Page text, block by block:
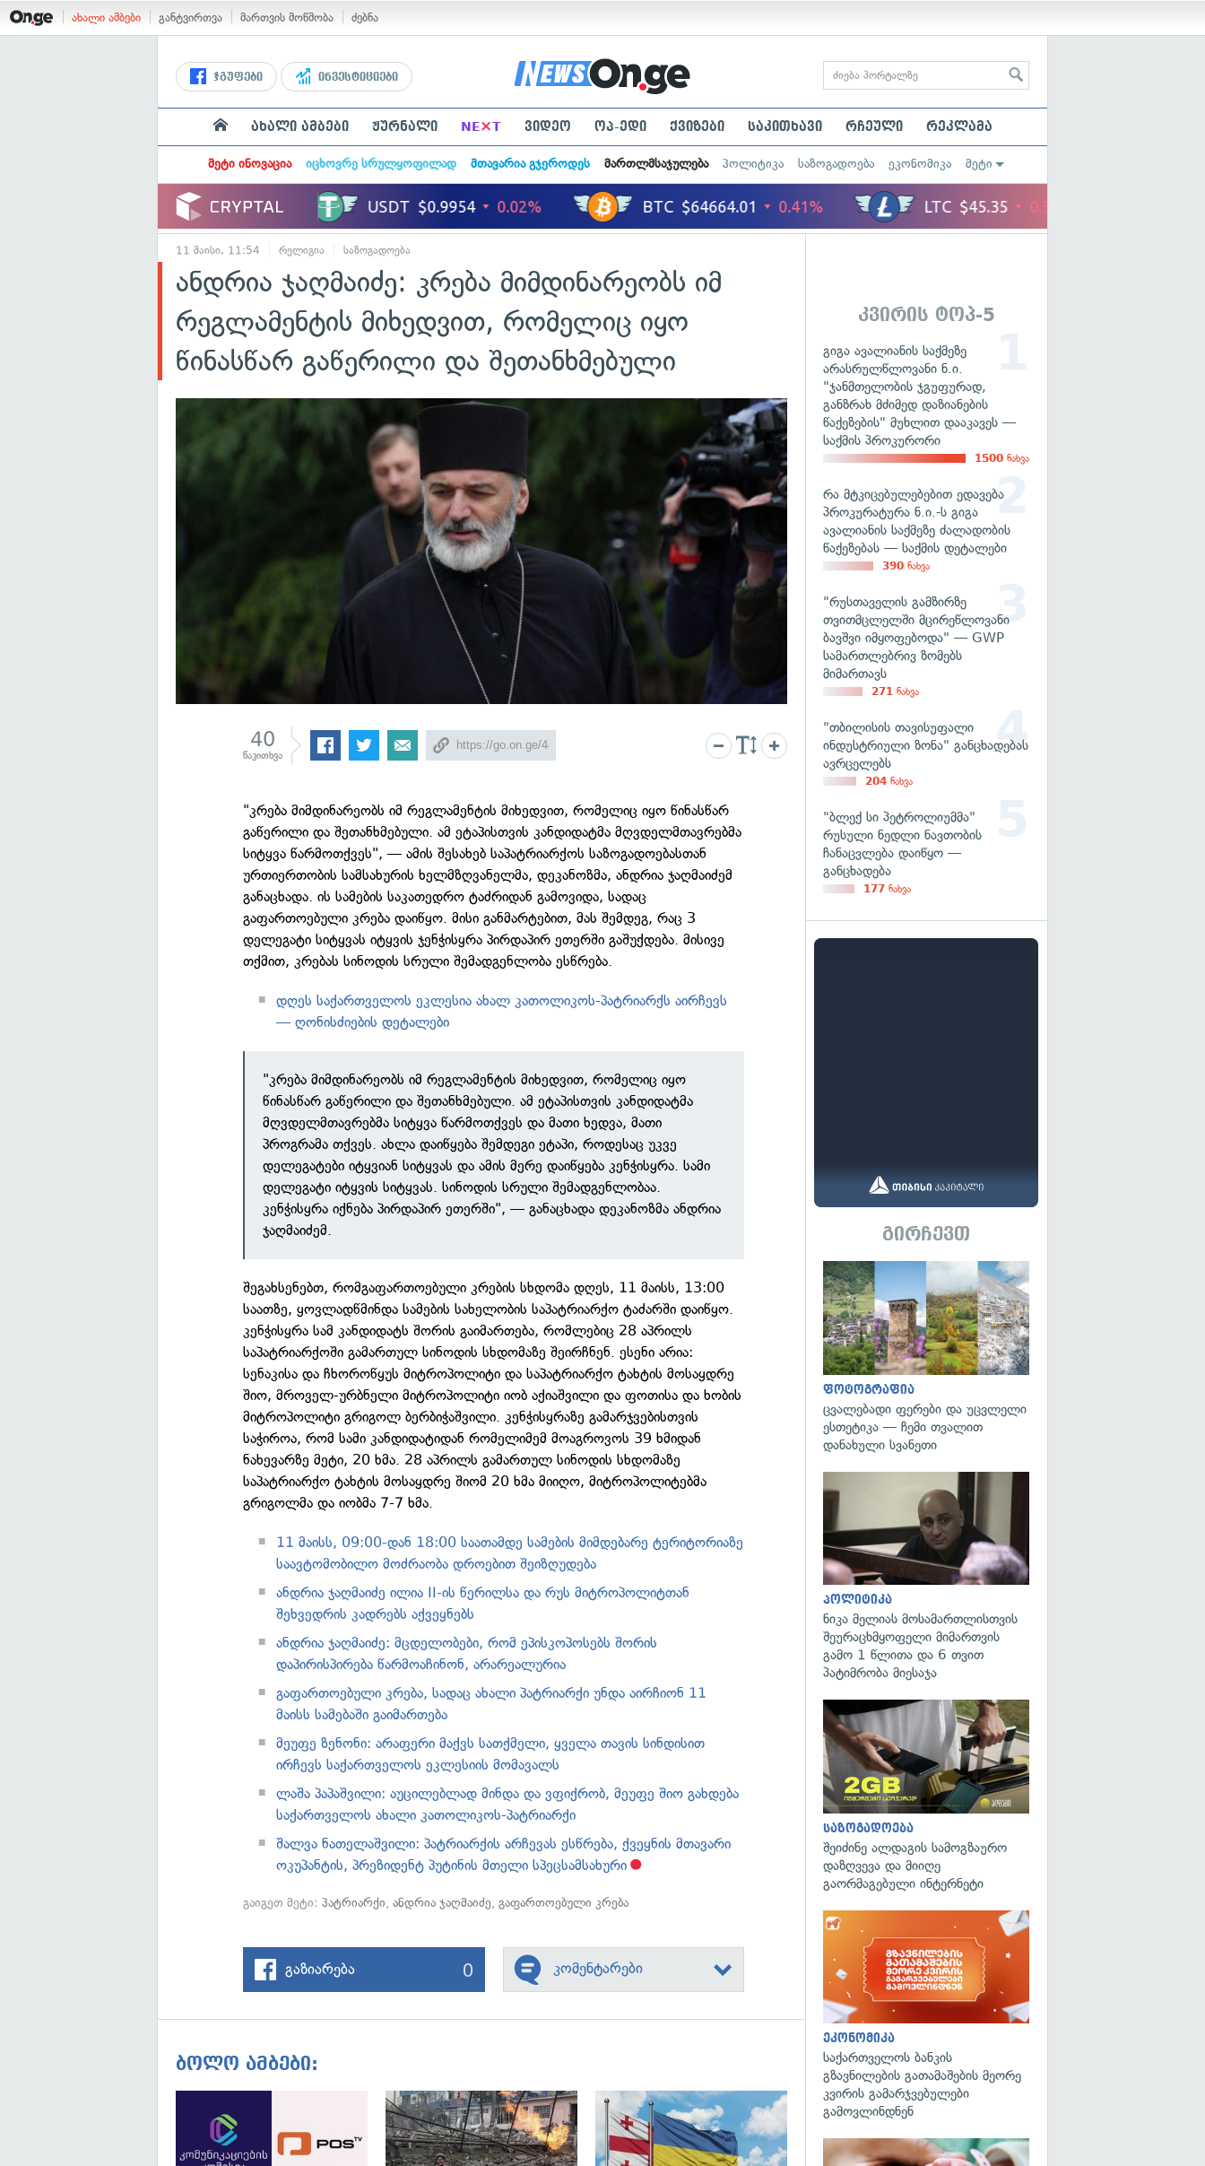
ახალი ამბები განტვირთვა მართვის მოწმობა ძებნა
ჯგუფები ინვესტიციები
ახალი ამბები ჟურნალი NE×T ვიდეო ოპ-ედი ქვიზები საკითხავი რჩეული რეკლამა
მეტი ინოვაცია იცხოვრე სრულყოფილად მთავარია გჯეროდეს მართლმსაჯულება პოლიტიკა საზოგადოება ეკონომიკა მეტი
11 მაისი, 11:54 რელიგია საზოგადოება
ანდრია ჯაღმაიძე: კრება მიმდინარეობს იმ
რეგლამენტის მიხედვით, რომელიც იყო
წინასწარ გაწერილი და შეთანხმებული
40
წაკითხვა
"კრება მიმდინარეობს იმ რეგლამენტის მიხედვით, რომელიც იყო წინასწარ
გაწერილი და შეთანხმებული. ამ ეტაპისთვის კანდიდატმა მღვდელმთავრებმა
სიტყვა წარმოთქვეს", — ამის შესახებ საპატრიარქოს საზოგადოებასთან
ურთიერთობის სამსახურის ხელმზღვანელმა, დეკანოზმა, ანდრია ჯაღმაიძემ
განაცხადა. ის სამების საკათედრო ტაძრიდან გამოვიდა, სადაც
გაფართოებული კრება დაიწყო. მისი განმარტებით, მას შემდეგ, რაც 3
დელეგატი სიტყვას იტყვის ჯენჭისყრა პირდაპირ ეთერში გაშუქდება. მისივე
თქმით, კრებას სინოდის სრული შემადგენლობა ესწრება.
დღეს საქართველოს ეკლესია ახალ კათოლიკოს-პატრიარქს აირჩევს
— ღონისძიების დეტალები
"კრება მიმდინარეობს იმ რეგლამენტის მიხედვით, რომელიც იყო
წინასწარ გაწერილი და შეთანხმებული. ამ ეტაპისთვის კანდიდატმა
მღვდელმთავრებმა სიტყვა წარმოთქვეს და მათი ხედვა, მათი
პროგრამა თქვეს. ახლა დაიწყება შემდეგი ეტაპი, როდესაც უკვე
დელეგატები იტყვიან სიტყვას და ამის მერე დაიწყება კენჭისყრა. სამი
დელეგატი იტყვის სიტყვას. სინოდის სრული შემადგენლობაა.
კენჭისყრა იქნება პირდაპირ ეთერში", — განაცხადა დეკანოზმა ანდრია
ჯაღმაიძემ.
შეგახსენებთ, რომგაფართოებული კრების სხდომა დღეს, 11 მაისს, 13:00
საათზე, ყოვლადწმინდა სამების სახელობის საპატრიარქო ტაძარში დაიწყო.
კენჭისყრა სამ კანდიდატს შორის გაიმართება, რომლებიც 28 აპრილს
საპატრიარქოში გამართულ სინოდის სხდომაზე შეირჩნენ. ესენი არია:
სენაკისა და ჩხოროწყუს მიტროპოლიტი და საპატრიარქო ტახტის მოსაყდრე
შიო, მროველ-ურბნელი მიტროპოლიტი იობ აქიაშვილი და ფოთისა და ხობის
მიტროპოლიტი გრიგოლ ბერბიჭაშვილი. კენჭისყრაზე გამარჯვებისთვის
საჭიროა, რომ სამი კანდიდატიდან რომელიმემ მოაგროვოს 39 ხმიდან
ნახევარზე მეტი, 20 ხმა. 28 აპრილს გამართულ სინოდის სხდომაზე
საპატრიარქო ტახტის მოსაყდრე შიომ 20 ხმა მიიღო, მიტროპოლიტებმა
გრიგოლმა და იობმა 7-7 ხმა.
11 მაისს, 09:00-დან 18:00 საათამდე სამების მიმდებარე ტერიტორიაზე
საავტომობილო მოძრაობა დროებით შეიზღუდება
ანდრია ჯაღმაიძე ილია II-ის წერილსა და რუს მიტროპოლიტთან
შეხვედრის კადრებს აქვეყნებს
ანდრია ჯაღმაიძე: მცდელობები, რომ ეპისკოპოსებს შორის
დაპირისპირება წარმოაჩინონ, არარეალურია
გაფართოებული კრება, სადაც ახალი პატრიარქი უნდა აირჩიონ 11
მაისს სამებაში გაიმართება
მეუფე ზენონი: არაფერი მაქვს სათქმელი, ყველა თავის სინდისით
ირჩევს საქართველოს ეკლესიის მომავალს
ლაშა პაპაშვილი: აუცილებლად მინდა და ვფიქრობ, მეუფე შიო გახდება
საქართველოს ახალი კათოლიკოს-პატრიარქი
შალვა ნათელაშვილი: პატრიარქის არჩევას ესწრება, ქვეყნის მთავარი
ოკუპანტის, პრეზიდენტ პუტინის მთელი სპეცსამსახური
გაიგეთ მეტი:პატრიარქი,ანდრია ჯაღმაიძე,გაფართოებული კრება
გაზიარება 0 კომენტარები
ბოლო ამბები:
გადახედვა გადახედვა გადახედვა
კვირის ტოპ-5
გიგა ავალიანის საქმეზე
არასრულწლოვანი ნ.ი.
"ჯანმთელობის ჯგუფურად,
განზრახ მძიმედ დაზიანების
წაქეზების" მუხლით დააკავეს —
საქმის პროკურორი
1500 ნახვა
რა მტკიცებულებებით ედავება
პროკურატურა ნ.ი.-ს გიგა
ავალიანის საქმეზე ძალადობის
წაქეზებას — საქმის დეტალები
390 ნახვა
"რუსთაველის გამზირზე
თვითმცლელში მცირეწლოვანი
ბავშვი იმყოფებოდა" — GWP
სამართლებრივ ზომებს
მიმართავს
271 ნახვა
"თბილისის თავისუფალი
ინდუსტრიული ზონა" განცხადებას
ავრცელებს
204 ნახვა
"ბლექ სი პეტროლიუმმა"
რუსული ნედლი ნავთობის
ჩანაცვლება დაიწყო —
განცხადება
177 ნახვა
გირჩევთ
ფოტოგრაფია
ცვალებადი ფერები და უცვლელი
ესთეტიკა — ჩემი თვალით
დანახული სვანეთი
პოლიტიკა
ნიკა მელიას მოსამართლისთვის
შეურაცხმყოფელი მიმართვის
გამო 1 წლითა და 6 თვით
პატიმრობა მიესაჯა
საზოგადოება
შეიძინე ალდაგის სამოგზაურო
დაზღვევა და მიიღე
გაორმაგებული ინტერნეტი
ეკონომიკა
საქართველოს ბანკის
გზავნილების გათამაშების მეორე
კვირის გამარჯვებულები
გამოვლინდნენ